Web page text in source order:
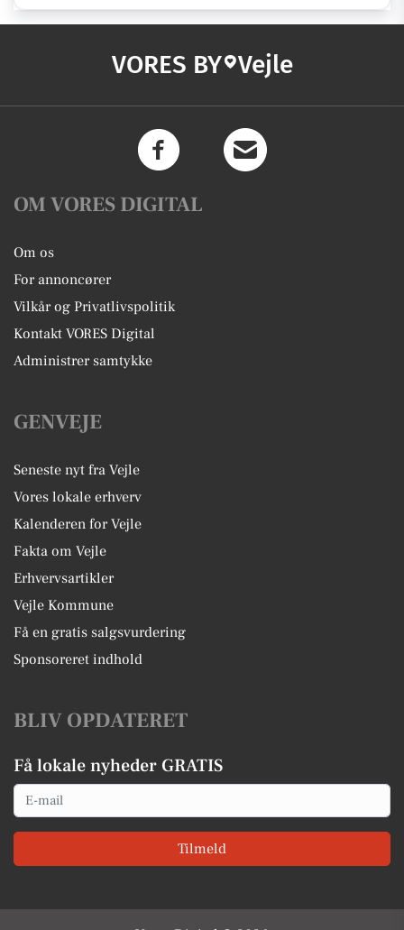
VORES BY Vejle
OM VORES DIGITAL
Om os
For annoncører
Vilkår og Privatlivspolitik
Kontakt VORES Digital
Administrer samtykke
GENVEJE
Seneste nyt fra Vejle
Vores lokale erhverv
Kalenderen for Vejle
Fakta om Vejle
Erhvervsartikler
Vejle Kommune
Få en gratis salgsvurdering
Sponsoreret indhold
BLIV OPDATERET
Få lokale nyheder GRATIS
Email
Tilmeld